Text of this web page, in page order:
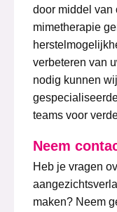
door middel van
mimetherapie
verbeteren van
nodig kunnen
teams voor
Neem
Heb je vragen
maken? Neem